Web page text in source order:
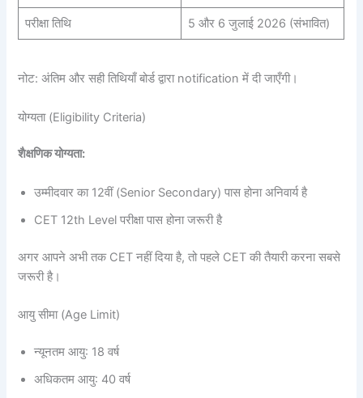
परीक्षा तिथि 5 और 6 जुलाई 2026 (संभावित)
नोट: अंतिम और सही तिथियाँ बोर्ड द्वारा notification में दी जाएँगी।
योग्यता (Eligibility Criteria)
शैक्षणिक योग्यता:
उम्मीदवार का 12वीं (Senior Secondary) पास होना अनिवार्य है
CET 12th Level परीक्षा पास होना जरूरी है
अगर आपने अभी तक CET नहीं दिया है, तो पहले CET की तैयारी करना सबसे
जरूरी है।
आयु सीमा (Age Limit)
न्यूनतम आयु: 18 वर्ष
अधिकतम आयु: 40 वर्ष